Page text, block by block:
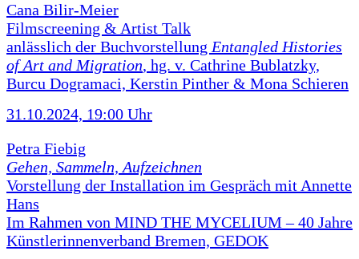
Cana Bilir-Meier
Filmscreening & Artist Talk
anlässlich der Buchvorstellung Entangled Histories
of Art and Migration, hg. v. Cathrine Bublatzky,
Burcu Dogramaci, Kerstin Pinther & Mona Schieren
31.10.2024, 19:00 Uhr
Petra Fiebig
Gehen, Sammeln, Aufzeichnen
Vorstellung der Installation im Gespräch mit Annette
Hans
Im Rahmen von MIND THE MYCELIUM – 40 Jahre
Künstlerinnenverband Bremen, GEDOK